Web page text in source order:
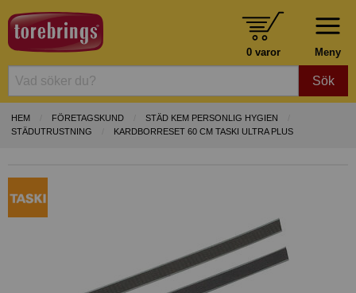
Meny
0 varor
Sök
HEM FÖRETAGSKUND
STÄD KEM PERSONLIG HYGIEN
STÄDUTRUSTNING
KARDBORRESET 60 CM TASKI ULTRA PLUS